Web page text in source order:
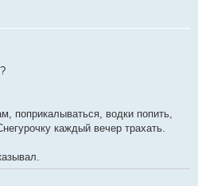
поприкалываться, водки попить,
каждый вечер трахать.